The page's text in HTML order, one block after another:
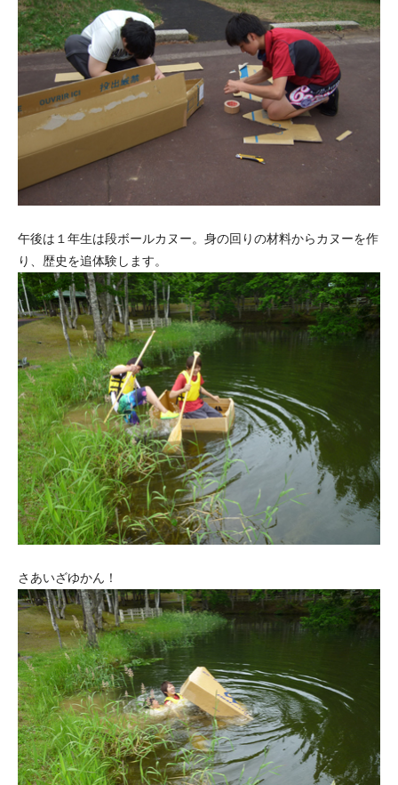
午後は１年生は段ボールカヌー。身の回りの材料からカヌーを作
り、歴史を追体験します。
さあいざゆかん！